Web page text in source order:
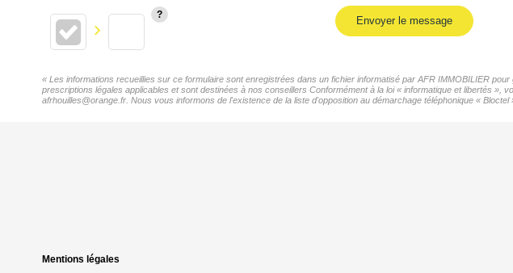
Envoyer le message
« Les informations recueillies sur ce formulaire sont enregistrées dans un fichier informatisé par AFR IMMOBILIER
prescriptions légales applicables et sont destinées à nos conseillers Conformément à la loi « informatique et libertés
afrhouilles@orange.fr. Nous vous informons de l'existence de la liste d'opposition au démarchage téléphonique «
Mentions légales